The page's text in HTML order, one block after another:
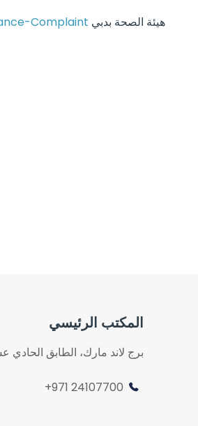
هيئة الصحة بدبي Complaint
المكتب الرئيسي
برج لاند مارك، الطابق الحادي
24107700 971+